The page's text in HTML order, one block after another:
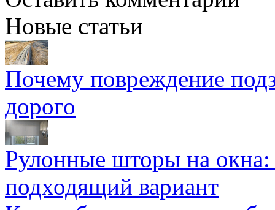
Новые статьи
Почему повреждение
дорого
Рулонные шторы на
подходящий вариант